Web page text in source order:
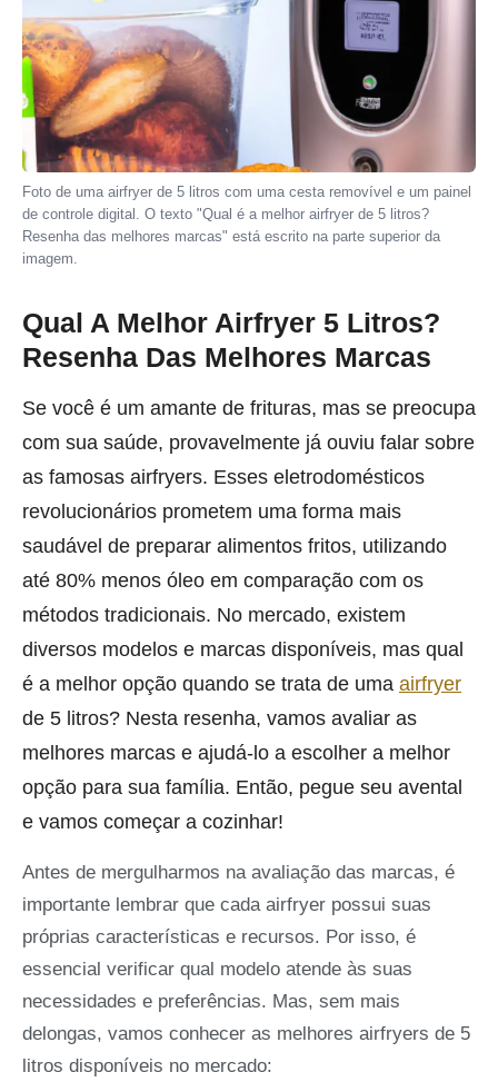
Foto de uma airfryer de 5 litros com uma cesta removível e um painel
de controle digital. O texto "Qual é a melhor airfryer de 5 litros?
Resenha das melhores marcas" está escrito na parte superior da
imagem.
Qual A Melhor Airfryer 5 Litros?
Resenha Das Melhores Marcas
Se você é um amante de frituras, mas se preocupa
com sua saúde, provavelmente já ouviu falar sobre
as famosas airfryers. Esses eletrodomésticos
revolucionários prometem uma forma mais
saudável de preparar alimentos fritos, utilizando
até 80% menos óleo em comparação com os
métodos tradicionais. No mercado, existem
diversos modelos e marcas disponíveis, mas qual
é a melhor opção quando se trata de uma airfryer
de 5 litros? Nesta resenha, vamos avaliar as
melhores marcas e ajudá-lo a escolher a melhor
opção para sua família. Então, pegue seu avental
e vamos começar a cozinhar!
Antes de mergulharmos na avaliação das marcas, é
importante lembrar que cada airfryer possui suas
próprias características e recursos. Por isso, é
essencial verificar qual modelo atende às suas
necessidades e preferências. Mas, sem mais
delongas, vamos conhecer as melhores airfryers de 5
litros disponíveis no mercado: